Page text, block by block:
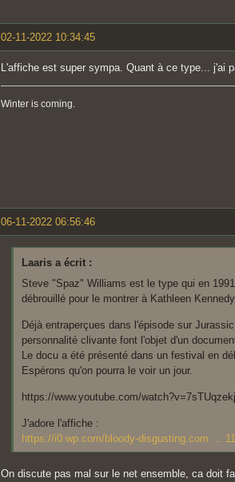
02-11-2022 10:34:45
L'affiche est super sympa. Quant à ce type... j'ai
Winter is coming.
06-11-2022 06:56:46
Laaris a écrit :
Steve "Spaz" Williams est le type qui en
débrouillé pour le montrer à Kathleen
Déjà entraperçues dans l'épisode sur
personnalité clivante font l'objet d'un
Le docu a été présenté dans un festival en
Espérons qu'on pourra le voir un jour.
https://www.youtube.com/
J'adore l'affiche :
https://i0.wp.com/bloody-disgusting.com …
On discute pas mal sur le net ensemble, ca doit